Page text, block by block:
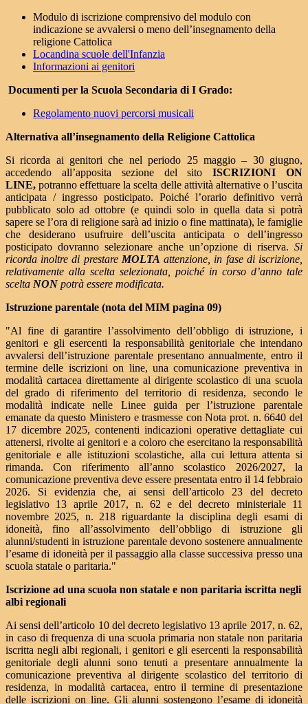
Modulo di iscrizione comprensivo del modulo con
indicazione se avvalersi o meno dell’insegnamento della
religione Cattolica
Locandina scuole dell'Infanzia
Informazioni ai genitori
Documenti per la Scuola Secondaria di I Grado:
Regolamento nuovi percorsi musicali
Alternativa all’insegnamento della Religione Cattolica
Si ricorda ai genitori che nel periodo 25 maggio – 30 giugno,
accedendo all’apposita sezione del sitoISCRIZIONI ON
LINE, potranno effettuare la scelta delle attività alternative o l’uscita
anticipata / ingresso posticipato. Poiché l’orario definitivo verrà
pubblicato solo ad ottobre (e quindi solo in quella data si potrà
sapere se l’ora di religione sarà ad inizio o fine mattinata), le famiglie
che desiderano usufruire dell’uscita anticipata o dell’ingresso
posticipato dovranno selezionare anche un’opzione di riserva. Si
ricorda inoltre di prestare MOLTA attenzione, in fase di iscrizione,
relativamente alla scelta selezionata, poiché in corso d’anno tale
scelta NON potrà essere modificata.
Istruzione parentale (nota del MIM pagina 09)
"Al fine di garantire l’assolvimento dell’obbligo di istruzione, i
genitori e gli esercenti la responsabilità genitoriale che intendano
avvalersi dell’istruzione parentale presentano annualmente, entro il
termine delle iscrizioni on line, una comunicazione preventiva in
modalità cartacea direttamente al dirigente scolastico di una scuola
del grado di riferimento del territorio di residenza, secondo le
modalità indicate nelle Linee guida per l’istruzione parentale
emanate da questo Ministero e trasmesse con Nota prot. n. 6640 del
17 dicembre 2025, contenenti indicazioni operative dettagliate cui
attenersi, rivolte ai genitori e a coloro che esercitano la responsabilità
genitoriale e alle istituzioni scolastiche, alla cui lettura attenta si
rimanda. Con riferimento all’anno scolastico 2026/2027, la
comunicazione preventiva deve essere presentata entro il 14 febbraio
2026. Si evidenzia che, ai sensi dell’articolo 23 del decreto
legislativo 13 aprile 2017, n. 62 e del decreto ministeriale 11
novembre 2025, n. 218 riguardante la disciplina degli esami di
idoneità, fino all’assolvimento dell’obbligo di istruzione gli
alunni/studenti in istruzione parentale devono sostenere annualmente
l’esame di idoneità per il passaggio alla classe successiva presso una
scuola statale o paritaria."
Iscrizione ad una scuola non statale e non paritaria iscritta negli
albi regionali
Ai sensi dell’articolo 10 del decreto legislativo 13 aprile 2017, n. 62,
in caso di frequenza di una scuola primaria non statale non paritaria
iscritta negli albi regionali, i genitori e gli esercenti la responsabilità
genitoriale degli alunni sono tenuti a presentare annualmente la
comunicazione preventiva al dirigente scolastico del territorio di
residenza, in modalità cartacea, entro il termine di presentazione
delle iscrizioni on line. Gli alunni sostengono l’esame di idoneità